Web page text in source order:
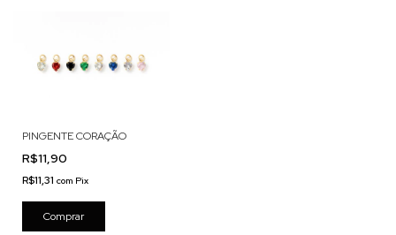
PINGENTE CORAÇÃO
R$11,90
R$11,31 com Pix
Comprar